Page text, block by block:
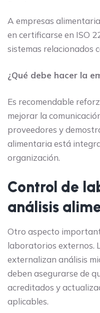
A empresas
en certificarse en ISO
sistemas relacionados
¿Qué debe hacer la
Es recomendable
mejorar la
proveedores y
alimentaria está
organización.
Control de
análisis
Otro aspecto
laboratorios externos.
externalizan análisis
deben asegurarse de
acreditados y
aplicables.